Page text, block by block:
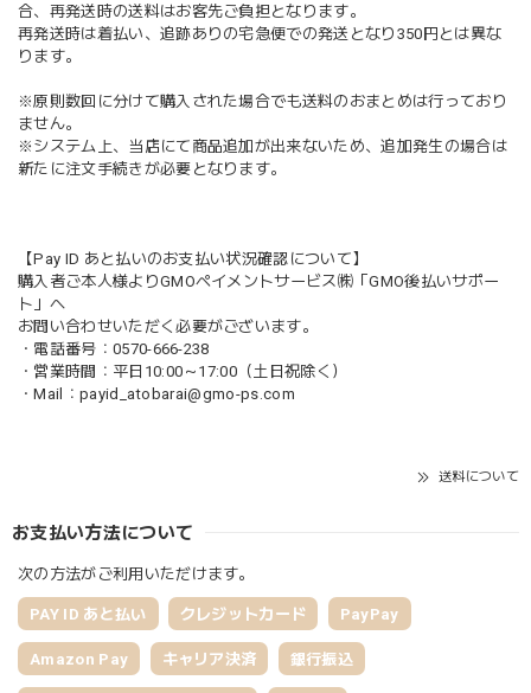
合、再発送時の送料はお客先ご負担となります。
再発送時は着払い、追跡ありの宅急便での発送となり350円とは異な
ります。
※原則数回に分けて購入された場合でも送料のおまとめは行っており
ません。
※システム上、当店にて商品追加が出来ないため、追加発生の場合は
新たに注文手続きが必要となります。
【Pay ID あと払いのお支払い状況確認について】
購入者ご本人様よりGMOペイメントサービス㈱「GMO後払いサポー
ト」へ
お問い合わせいただく必要がございます。
・電話番号：0570-666-238
・営業時間：平日10:00～17:00（土日祝除く）
・Mail： payid_atobarai@gmo-ps.com
送料について
お支払い方法について
次の方法がご利用いただけます。
PAY ID あと払い クレジットカード PayPay
Amazon Pay キャリア決済 銀行振込